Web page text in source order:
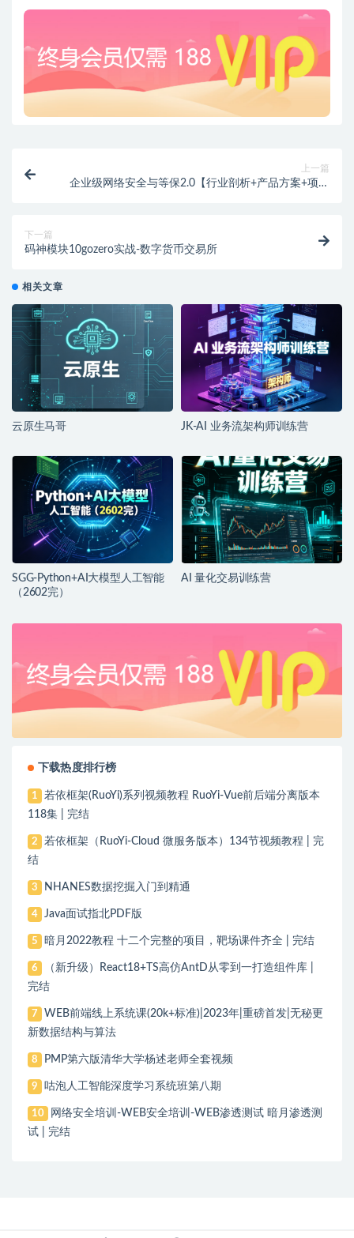
上一篇
企业级网络安全与等保2.0【行业剖析+产品方案+项目
下一篇
码神模块10gozero实战-数字货币交易所
相关文章
云原生马哥 JK-AI 业务流架构师训练营
SGG-Python+AI大模型人工智能
（2602完）
AI 量化交易训练营
下载热度排行榜
1
若依框架(RuoYi)系列视频教程 RuoYi-Vue前后端分离版本
118集 | 完结
2
若依框架（RuoYi-Cloud 微服务版本）134节视频教程 | 完
结
3 NHANES数据挖掘入门到精通
4 Java面试指北PDF版
5 暗月2022教程 十二个完整的项目，靶场课件齐全 | 完结
6
（新升级）React18+TS高仿AntD从零到一打造组件库 |
完结
7
WEB前端线上系统课(20k+标准)|2023年|重磅首发|无秘更
新数据结构与算法
8 PMP第六版清华大学杨述老师全套视频
9 咕泡人工智能深度学习系统班第八期
10
网络安全培训-WEB安全培训-WEB渗透测试 暗月渗透测
试 | 完结